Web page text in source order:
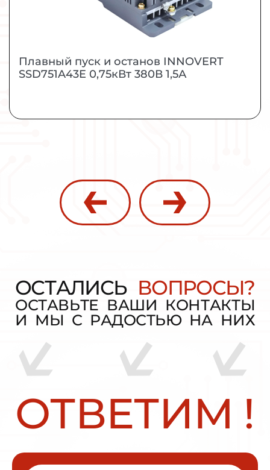
Плавный пуск и останов INNOVERT
SSD751A43E 0,75кВт 380В 1,5А
ЗАКАЗАТЬ ПОДРОБНЕЕ
ОСТАЛИСЬ ВОПРОСЫ?
ОСТАВЬТЕ ВАШИ КОНТАКТЫ
И МЫ С РАДОСТЬЮ НА НИХ
ОТВЕТИМ !